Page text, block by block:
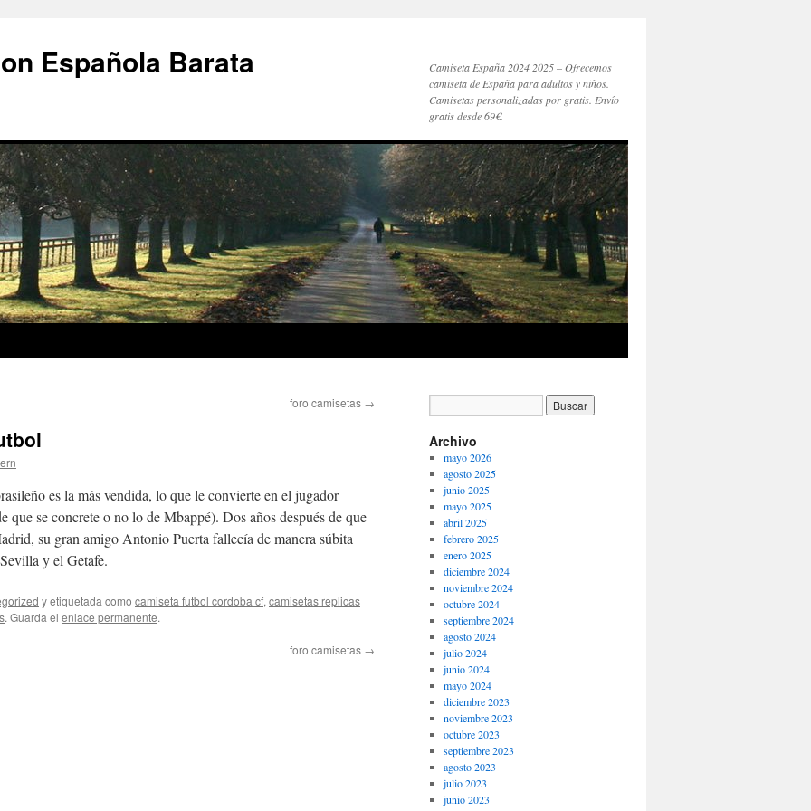
Española Barata
Camiseta España 2024 2025 – Ofrecemos
camiseta de España para adultos y niños.
Camisetas personalizadas por gratis. Envío
gratis desde 69€.
foro camisetas →
es la más vendida, lo que le convierte en el jugador
se concrete o no lo de Mbappé). Dos años después de que
su gran amigo Antonio Puerta fallecía de manera súbita
y el Getafe.
y etiquetada como camiseta futbol cordoba cf, camisetas replicas
. Guarda el enlace permanente.
foro camisetas →
Archivo
mayo 2026
agosto 2025
junio 2025
mayo 2025
abril 2025
febrero 2025
enero 2025
diciembre 2024
noviembre 2024
octubre 2024
septiembre 2024
agosto 2024
julio 2024
junio 2024
mayo 2024
diciembre 2023
noviembre 2023
octubre 2023
septiembre 2023
agosto 2023
julio 2023
junio 2023